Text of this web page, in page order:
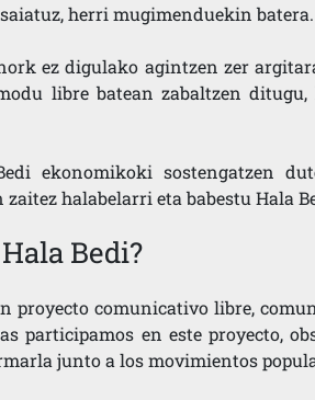
herri mugimenduekin batera.
ez digulako agintzen zer
libre batean zabaltzen ditugu,
ekonomikoki sostengatzen
halabelarri eta babestu Hala
Bedi?
proyecto comunicativo libre,
participamos en este proyecto,
junto a los movimientos